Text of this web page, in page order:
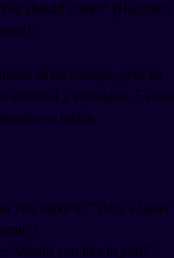
should come!" (Hacemos
es un consejo, pero en
informal y entusiasta. Es una
en inglés.
you make it?" (Voy a hacer
Would you like to join?"